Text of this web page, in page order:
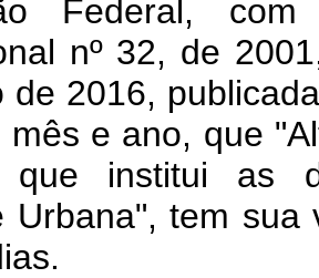
Federal,
nº 32, de
de 2016,
mês e ano, que
institui as
Urbana", tem